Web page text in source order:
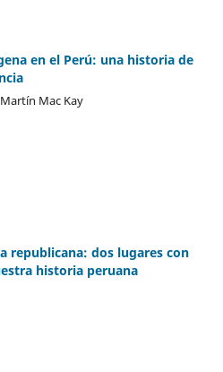
en el Perú: una historia de
Mac Kay
republicana: dos lugares con
historia peruana